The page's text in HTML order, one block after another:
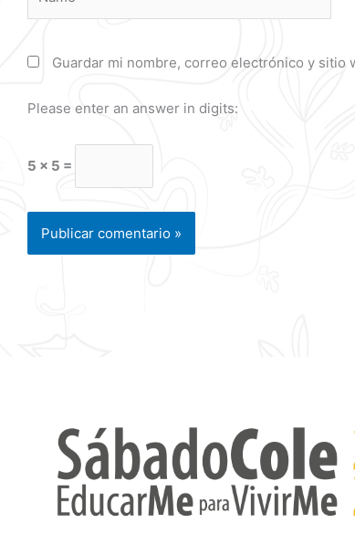
Guardar mi nombre, correo electrónico y sitio
Please enter an answer in digits:
5 × 5 =